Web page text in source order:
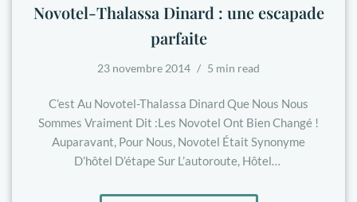
Novotel-Thalassa Dinard : une escapade
parfaite
23 novembre 2014 5 min read
C’est Au Novotel-Thalassa Dinard Que Nous Nous
Sommes Vraiment Dit :les Novotel Ont Bien Changé !
Auparavant, Pour Nous, Novotel Était Synonyme
D’hôtel D’étape Sur L’autoroute, Hôtel…